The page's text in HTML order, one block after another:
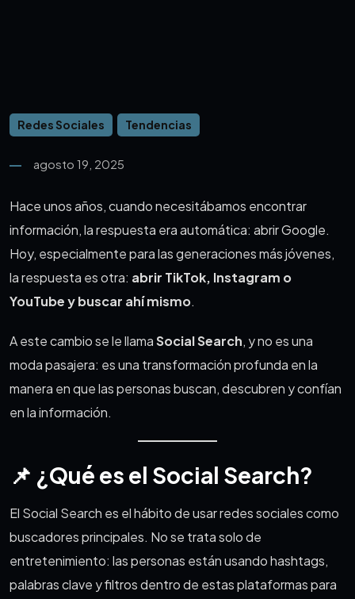
Redes Sociales Tendencias
agosto 19, 2025
Hace unos años, cuando necesitábamos encontrar
información, la respuesta era automática: abrir Google.
Hoy, especialmente para las generaciones más jóvenes,
la respuesta es otra: abrir TikTok, Instagram o
YouTube y buscar ahí mismo.
A este cambio se le llamaSocial Search, y no es una
moda pasajera: es una transformación profunda en la
manera en que las personas buscan, descubren y confían
en la información.
📌 ¿Qué es el Social Search?
El Social Search es el hábito de usar redes sociales como
buscadores principales. No se trata solo de
entretenimiento: las personas están usando hashtags,
palabras clave y filtros dentro de estas plataformas para